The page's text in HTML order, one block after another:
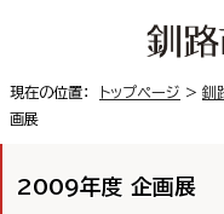
現在の位置： トップページ > 釧
画展
2009年度 企画展